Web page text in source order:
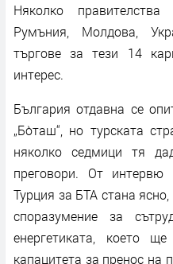
Няколко
Румъния, Молдова,
търгове за тези 14
интерес.
България отдавна се
„Бо̀таш“, но турската
няколко седмици тя
преговори. От
Турция за БТА стана
споразумение за
енергетиката, което
капацитета за пренос на